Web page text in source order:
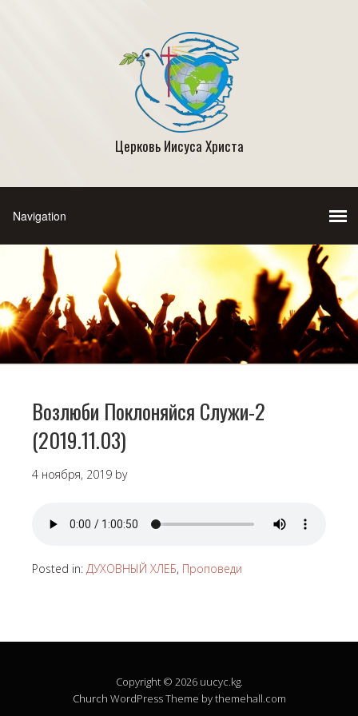
Церковь Иисуса Христа
Возлюби Поклоняйся Служи-2
(2019.11.03)
4 ноября, 2019 by
Posted in: ДУХОВНЫЙ ХЛЕБ, Проповеди
Copyright © 2026 uucyc.kg.
Church WordPress Theme by themehall.com